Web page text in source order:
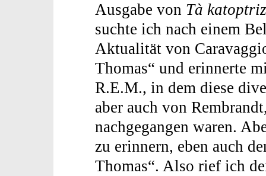
Ausgabe von Tà
suchte ich nach einem
Aktualität von
Thomas“ und erinnerte
R.E.M., in dem diese
aber auch von
nachgegangen waren.
zu erinnern, eben auch
Thomas“. Also rief ich